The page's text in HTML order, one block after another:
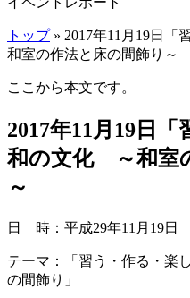
トップ» 2017年11月19日「
和室の作法と床の間飾り～
ここから本文です。
2017年11月19日
和の文化 ～和室
～
日 時：平成29年11月19日
テーマ：「習う・作る・
の間飾り」